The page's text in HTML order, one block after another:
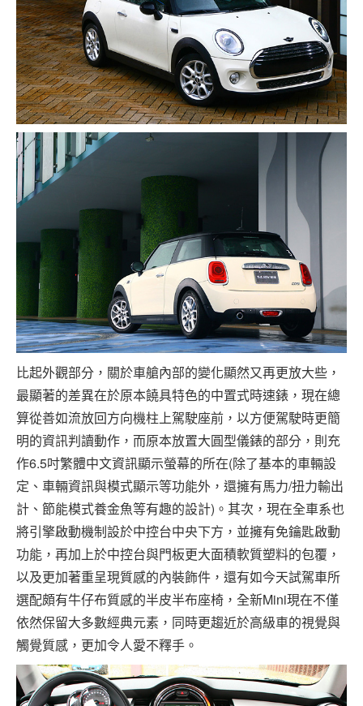
比起外觀部分，關於車艙內部的變化顯然又再更放大些，
最顯著的差異在於原本饒具特色的中置式時速錶，現在總
算從善如流放回方向機柱上駕駛座前，以方便駕駛時更簡
明的資訊判讀動作，而原本放置大圓型儀錶的部分，則充
作6.5吋繁體中文資訊顯示螢幕的所在(除了基本的車輛設
定、車輛資訊與模式顯示等功能外，還擁有馬力/扭力輸出
計、節能模式養金魚等有趣的設計)。其次，現在全車系也
將引擎啟動機制設於中控台中央下方，並擁有免鑰匙啟動
功能，再加上於中控台與門板更大面積軟質塑料的包覆，
以及更加著重呈現質感的內裝飾件，還有如今天試駕車所
選配頗有牛仔布質感的半皮半布座椅，全新Mini現在不僅
依然保留大多數經典元素，同時更趨近於高級車的視覺與
觸覺質感，更加令人愛不釋手。